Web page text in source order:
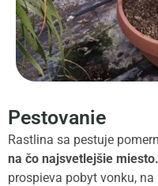
Pestovanie
Rastlina sa pestuje
na čo najsvetlejšie miesto.
prospieva pobyt vonku,